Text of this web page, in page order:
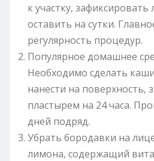
к участку,
оставить на сутки.
регулярность процедур.
Популярное домашнее
Необходимо сделать
нанести на поверхность,
пластырем на 24 часа.
дней подряд.
Убрать бородавки на
лимона, содержащий